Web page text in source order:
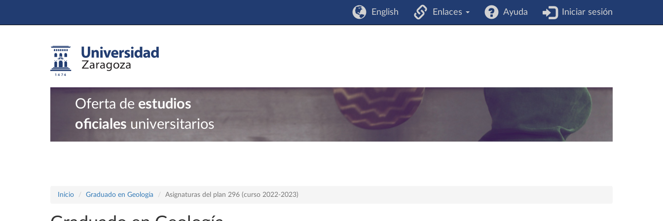
English Enlaces Ayuda Iniciar sesión
Oferta de estudios
oficiales universitarios
Inicio Graduado en Geología Asignaturas del plan 296 (curso 2022-2023)